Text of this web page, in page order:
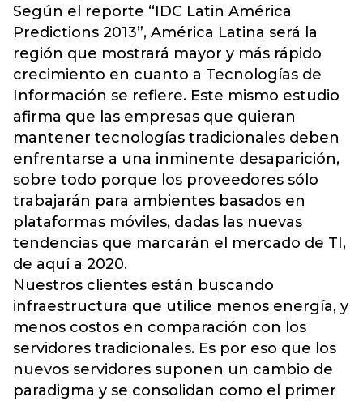
Según el reporte “IDC Latin América
Predictions 2013”, América Latina será la
región que mostrará mayor y más rápido
crecimiento en cuanto a Tecnologías de
Información se refiere. Este mismo estudio
afirma que las empresas que quieran
mantener tecnologías tradicionales deben
enfrentarse a una inminente desaparición,
sobre todo porque los proveedores sólo
trabajarán para ambientes basados en
plataformas móviles, dadas las nuevas
tendencias que marcarán el mercado de TI,
de aquí a 2020.
Nuestros clientes están buscando
infraestructura que utilice menos energía, y
menos costos en comparación con los
servidores tradicionales. Es por eso que los
nuevos servidores suponen un cambio de
paradigma y se consolidan como el primer